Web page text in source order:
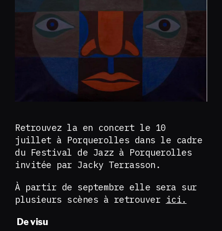
Retrouvez la en concert le 10
juillet à Porquerolles dans le cadre
du Festival de Jazz à Porquerolles
invitée par Jacky Terrasson.
À partir de septembre elle sera sur
plusieurs scènes à retrouver ici.
De visu